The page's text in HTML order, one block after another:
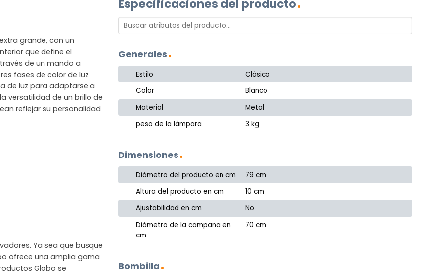
grande, con un
que define el
de un mando a
fases de color de luz
de luz para adaptarse a
versatilidad de un brillo de
reflejar su personalidad
Ya sea que busque
ofrece una amplia gama
Globo se
Especificaciones del producto
Generales
Estilo
Clásico
Color
Blanco
Material
Metal
peso de la lámpara
3 kg
Dimensiones
Diámetro del producto en cm
79 cm
Altura del producto en cm
10 cm
Ajustabilidad en cm
No
Diámetro de la campana en
cm
70 cm
Bombilla